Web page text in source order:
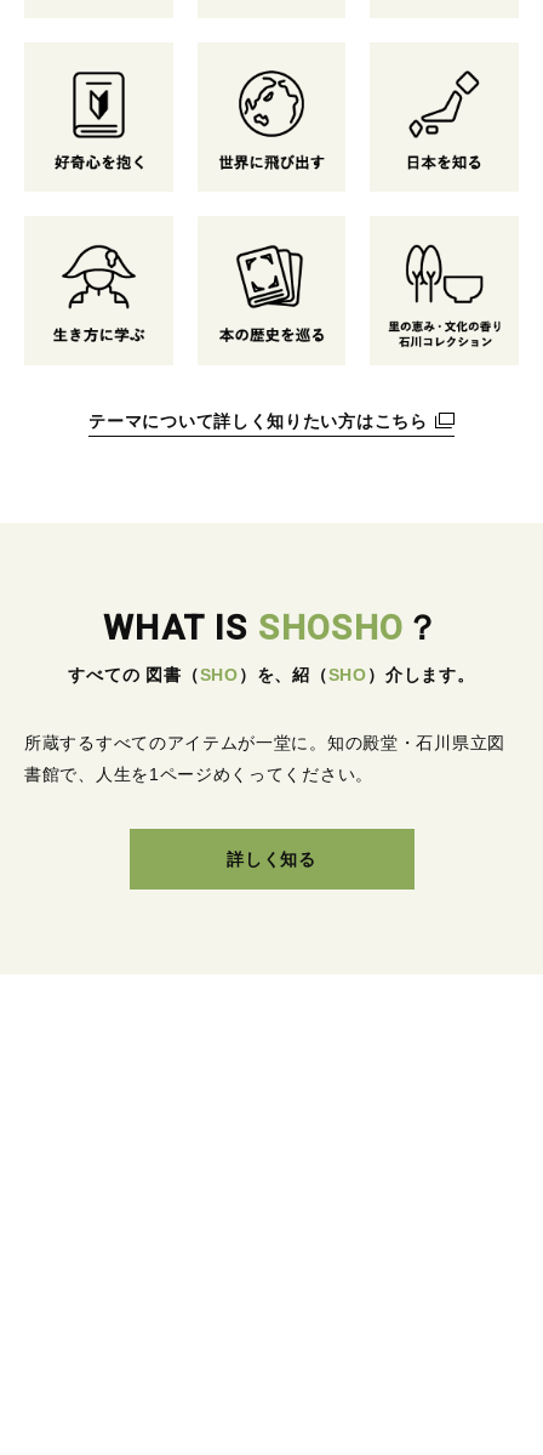
テーマについて詳しく知りたい方はこちら
WHAT IS SHOSHO ？
すべての 図書 （SHO） を、紹 （SHO） 介します。
所蔵するすべてのアイテムが一堂に。 知の殿堂・石川県立図
書館で、人生を1ページめくってください。
詳しく知る